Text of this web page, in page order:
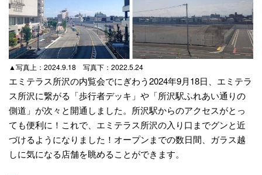
▲写真上：2024.9.18 写真下：2022.5.24
エミテラス所沢の内覧会でにぎわう2024年9月18日、エミテラ
ス所沢に繋がる「歩行者デッキ」や「所沢駅ふれあい通りの
側道」が次々と開通しました。所沢駅からのアクセスがとっ
ても便利に！これで、エミテラス所沢の入り口までグンと近
づけるようになりました！オープンまでの数日間、ガラス越
しに気になる店舗を眺めることができます。